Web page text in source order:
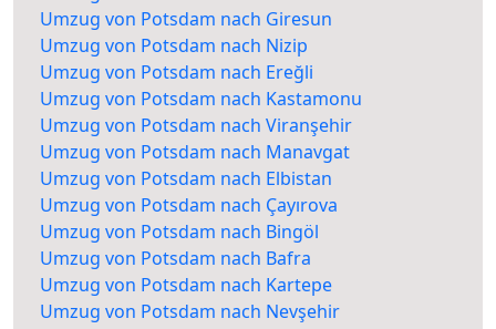
Umzug von Potsdam nach Giresun
Umzug von Potsdam nach Nizip
Umzug von Potsdam nach Ereğli
Umzug von Potsdam nach Kastamonu
Umzug von Potsdam nach Viranşehir
Umzug von Potsdam nach Manavgat
Umzug von Potsdam nach Elbistan
Umzug von Potsdam nach Çayırova
Umzug von Potsdam nach Bingöl
Umzug von Potsdam nach Bafra
Umzug von Potsdam nach Kartepe
Umzug von Potsdam nach Nevşehir